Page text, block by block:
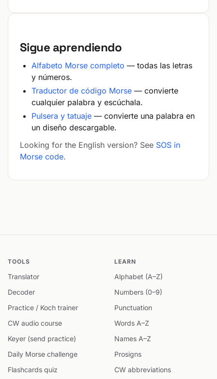
Sigue aprendiendo
Alfabeto Morse completo — todas las letras
y números.
Traductor de código Morse — convierte
cualquier palabra y escúchala.
Pulsera y tatuaje — convierte una palabra en
un diseño descargable.
Looking for the English version? See SOS in
Morse code.
TOOLS
Translator
Decoder
Practice / Koch trainer
CW audio course
Keyer (send practice)
Daily Morse challenge
Flashcards quiz
LEARN
Alphabet (A–Z)
Numbers (0–9)
Punctuation
Words A–Z
Names A–Z
Prosigns
CW abbreviations